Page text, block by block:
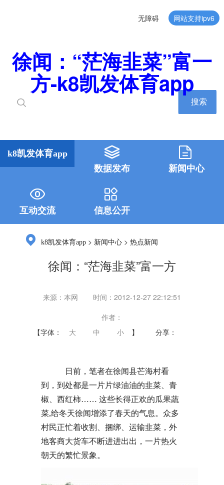
无障碍 网站支持ipv6
徐闻：“茫海韭菜”富一
方-k8凯发体育app
搜索
k8凯发体育app
数据发布
新闻中心
互动交流 信息公开
k8凯发体育app > 新闻中心 >热点新闻
徐闻：“茫海韭菜”富一方
来源：本网
时间：2012-12-27 22:12:51
作者：
【字体：
大 中 小 】 分享：
日前，笔者在徐闻县芒海村看
到，到处都是一片片绿油油的韭菜、青
椒、西红柿…… 这些长得正欢的瓜果蔬
菜,给冬天徐闻增添了春天的气息。众多
村民正忙着收割、捆绑、运输韭菜，外
地客商大货车不断进进出出，一片热火
朝天的繁忙景象。